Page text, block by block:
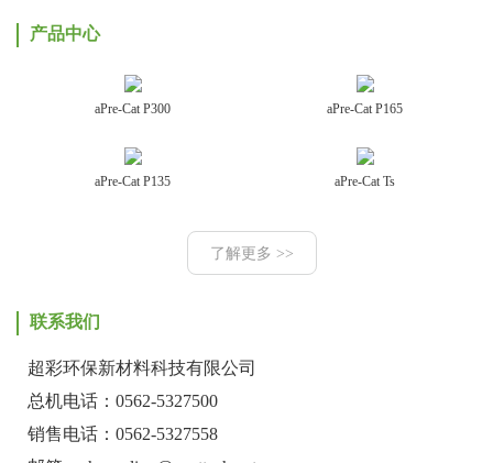
产品中心
aPre-Cat P300 aPre-Cat P165
aPre-Cat P135 aPre-Cat Ts
了解更多 >>
联系我们
超彩环保新材料科技有限公司
总机电话：0562-5327500
销售电话：0562-5327558